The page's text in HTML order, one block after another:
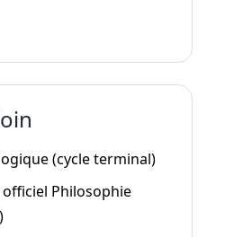
(cycle terminal)
Philosophie